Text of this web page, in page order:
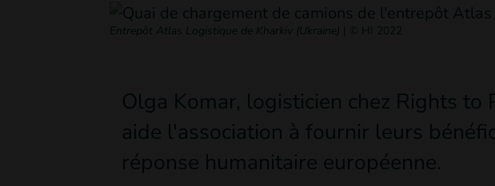
Entrepôt Atlas Logistique de Kharkiv (Ukraine) © HI 2022
Olga Komar, logisticien chez Rights
aide l'association à fournir leurs
réponse humanitaire européenne.